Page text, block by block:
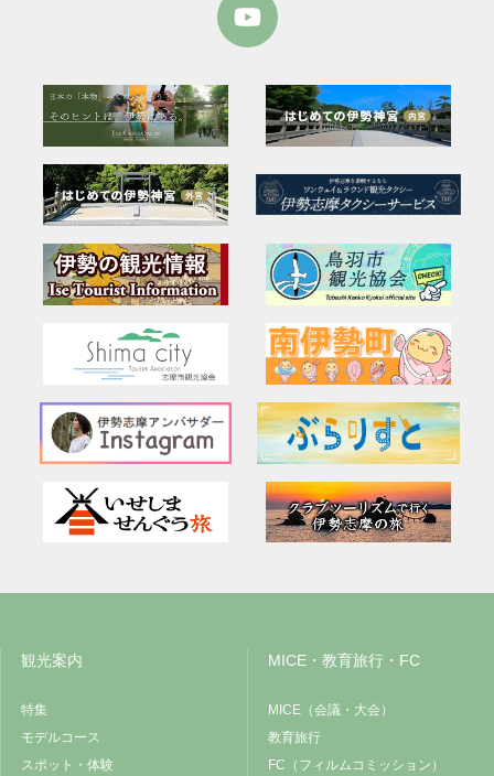
観光案内
特集
モデルコース
スポット・体験
MICE・教育旅行・FC
MICE（会議・大会）
教育旅行
FC（フィルムコミッション）